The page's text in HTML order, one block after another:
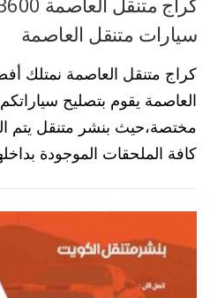
سيارات متنقل العاصمة
كراج متنقل العاصمة نمتلك
العاصمة يقوم بتصليح
مختصة،حيث بنشر متنقل يتم
كافة الملحقات الموجودة